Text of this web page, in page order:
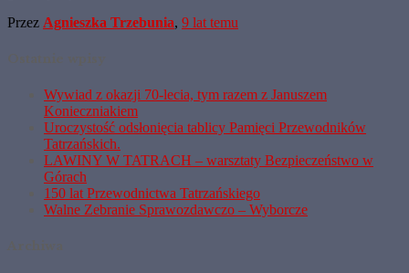
Przez Agnieszka Trzebunia, 9 lat temu
Wywiad z okazji 70-lecia, tym razem z Januszem
Konieczniakiem
Uroczystość odsłonięcia tablicy Pamięci Przewodników
Tatrzańskich.
LAWINY W TATRACH – warsztaty Bezpieczeństwo w
Górach
150 lat Przewodnictwa Tatrzańskiego
Walne Zebranie Sprawozdawczo – Wyborcze